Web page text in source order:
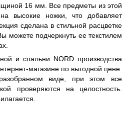
16 мм. Все предметы из этой
высокие ножки, что добавляет
сделана в стильной расцветке
можете подчеркнуть ее текстилем
и спальни NORD производства
магазине по выгодной цене.
виде, при этом все
проверяются на целостность.